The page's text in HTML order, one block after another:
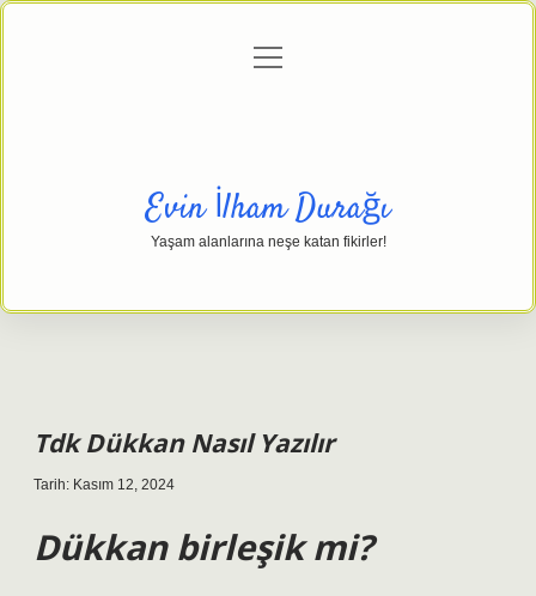
Gizlilik Politikası
menüyü
Evin İlham Durağı
Yaşam alanlarına neşe katan fikirler!
Tdk Dükkan Nasıl Yazılır
Tarih: Kasım 12, 2024
Dükkan birleşik mi?